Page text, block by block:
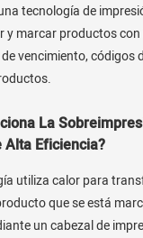
tecnología de
y marcar productos
vencimiento, códigos
La
Alta Eficiencia?
utiliza calor para
que se está
un cabezal de